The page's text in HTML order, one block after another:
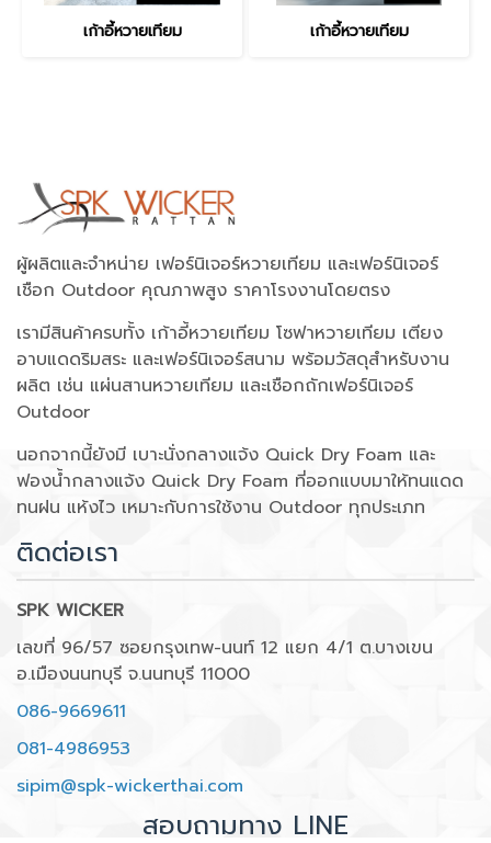
เก้าอี้หวายเทียม เก้าอี้หวายเทียม
ผู้ผลิตและจำหน่าย เฟอร์นิเจอร์หวายเทียม และเฟอร์นิเจอร์
เชือก Outdoor คุณภาพสูง ราคาโรงงานโดยตรง
เรามีสินค้าครบทั้ง เก้าอี้หวายเทียม โซฟาหวายเทียม เตียง
อาบแดดริมสระ และเฟอร์นิเจอร์สนาม พร้อมวัสดุสำหรับงาน
ผลิต เช่น แผ่นสานหวายเทียม และเชือกถักเฟอร์นิเจอร์
Outdoor
นอกจากนี้ยังมี เบาะนั่งกลางแจ้ง Quick Dry Foam และ
ฟองน้ำกลางแจ้ง Quick Dry Foam ที่ออกแบบมาให้ทนแดด
ทนฝน แห้งไว เหมาะกับการใช้งาน Outdoor ทุกประเภท
ติดต่อเรา
SPK WICKER
เลขที่ 96/57 ซอยกรุงเทพ-นนท์ 12 แยก 4/1 ต.บางเขน
อ.เมืองนนทบุรี จ.นนทบุรี 11000
086-9669611
081-4986953
sipim@spk-wickerthai.com
สอบถามทาง LINE